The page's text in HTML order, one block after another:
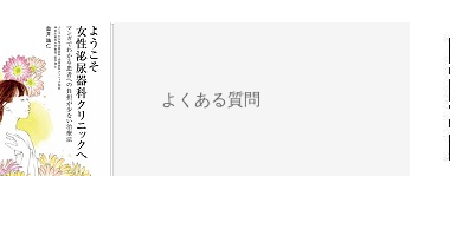
よくある質問